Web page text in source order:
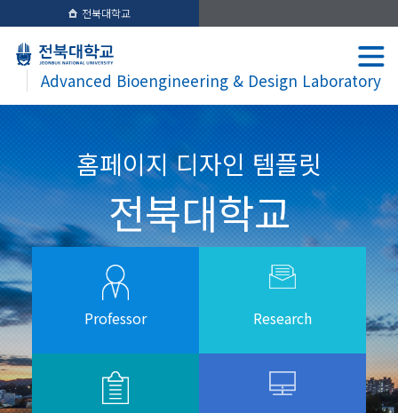
전북대학교
Advanced Bioengineering & Design Laboratory
홈페이지 디자인 템플릿
전북대학교
Professor Research